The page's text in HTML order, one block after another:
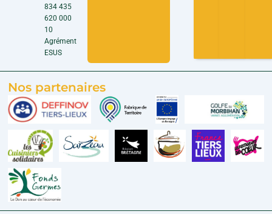
834 435
620 000
10
Agrément
ESUS
Nos partenaires